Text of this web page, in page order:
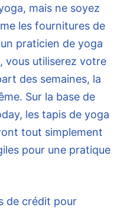
mais ne soyez
les fournitures de
praticien de yoga
vous utiliserez votre
des semaines, la
Sur la base de
les tapis de yoga
tout simplement
pour une pratique
de crédit pour